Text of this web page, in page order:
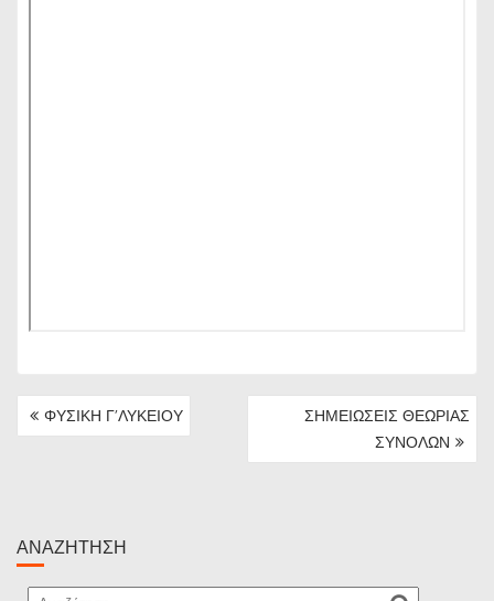
ΠΛΟΉΓΗΣΗ
ΆΡΘΡΩΝ
ΦΥΣΙΚΗ Γ’ΛΥΚΕΙΟΥ
ΣΗΜΕΙΩΣΕΙΣ ΘΕΩΡΙΑΣ
ΣΥΝΟΛΩΝ
ΑΝΑΖΉΤΗΣΗ